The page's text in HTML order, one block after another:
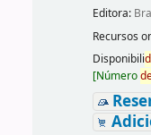
Editora:
Recursos
Disponibili
[Número